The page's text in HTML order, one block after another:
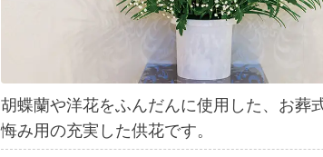
胡蝶蘭や洋花をふんだんに使用した、お葬
悔み用の充実した供花です。